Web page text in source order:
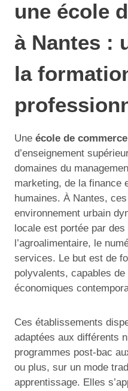
une école
à Nantes :
la
Une école de commerce
d’enseignement
domaines du
marketing, de la finance
humaines. À Nantes,
environnement urbain
locale est portée par
l’agroalimentaire, le
services. Le but est de
polyvalents, capables de
économiques
Ces établissements
adaptées aux différents
programmes post-bac
ou plus, sur un mode
apprentissage. Elles